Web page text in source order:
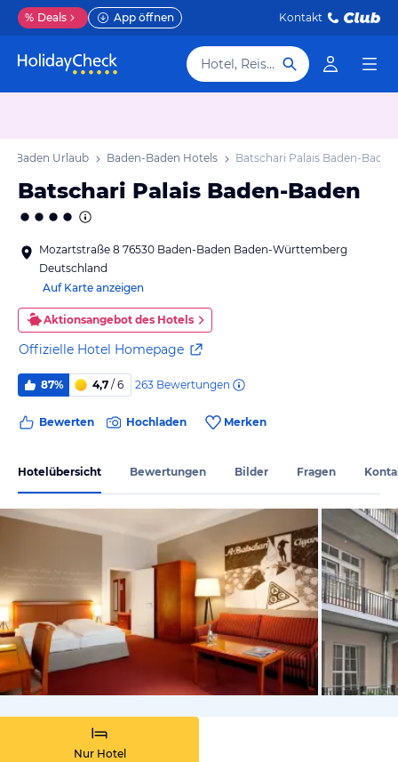
% Deals App öffnen Kontakt
Hotel, Reiseziel
Baden Urlaub Baden-Baden Hotels Batschari Palais Baden-Baden
Batschari Palais Baden-Baden
Mozartstraße 8 76530 Baden-Baden Baden-Württemberg
Deutschland
Auf Karte anzeigen
Aktionsangebot des Hotels
Offizielle Hotel Homepage
87% 4,7 / 6 263 Bewertungen
Bewerten Hochladen Merken
Hotelübersicht Bewertungen Bilder Fragen
vom
Nur Hotel